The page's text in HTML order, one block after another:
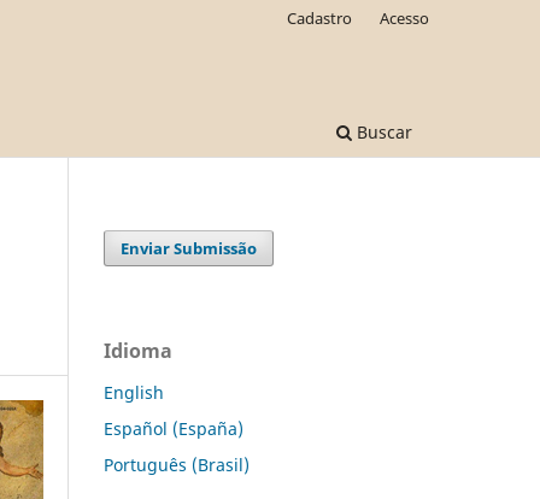
Buscar
Cadastro Acesso
Enviar Submissão
Idioma
English
Español (España)
Português (Brasil)